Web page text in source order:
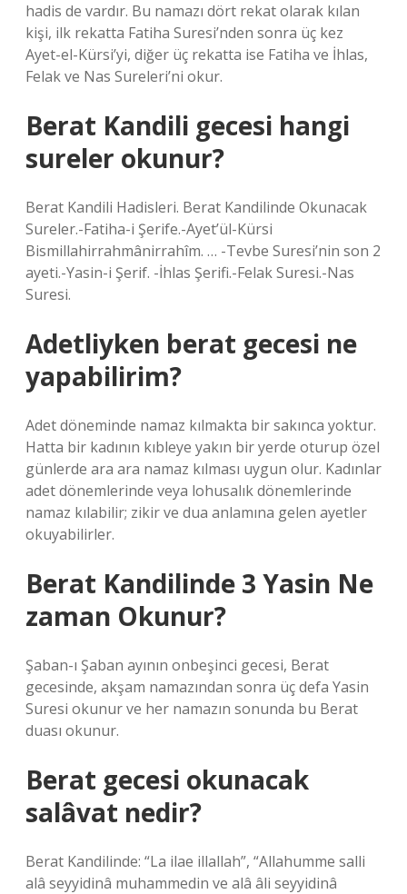
hadis de vardır. Bu namazı dört rekat olarak kılan
kişi, ilk rekatta Fatiha Suresi’nden sonra üç kez
Ayet-el-Kürsi’yi, diğer üç rekatta ise Fatiha ve İhlas,
Felak ve Nas Sureleri’ni okur.
Berat Kandili gecesi hangi
sureler okunur?
Berat Kandili Hadisleri. Berat Kandilinde Okunacak
Sureler.-Fatiha-i Şerife.-Ayet’ül-Kürsi
Bismillahirrahmânirrahîm. … -Tevbe Suresi’nin son 2
ayeti.-Yasin-i Şerif. -İhlas Şerifi.-Felak Suresi.-Nas
Suresi.
Adetliyken berat gecesi ne
yapabilirim?
Adet döneminde namaz kılmakta bir sakınca yoktur.
Hatta bir kadının kıbleye yakın bir yerde oturup özel
günlerde ara ara namaz kılması uygun olur. Kadınlar
adet dönemlerinde veya lohusalık dönemlerinde
namaz kılabilir; zikir ve dua anlamına gelen ayetler
okuyabilirler.
Berat Kandilinde 3 Yasin Ne
zaman Okunur?
Şaban-ı Şaban ayının onbeşinci gecesi, Berat
gecesinde, akşam namazından sonra üç defa Yasin
Suresi okunur ve her namazın sonunda bu Berat
duası okunur.
Berat gecesi okunacak
salâvat nedir?
Berat Kandilinde: “La ilae illallah”, “Allahumme salli
alâ seyyidinâ muhammedin ve alâ âli seyyidinâ